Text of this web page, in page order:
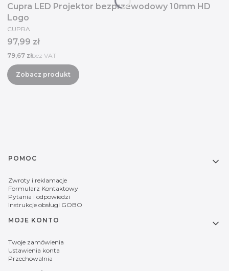
Cupra LED Projektor bezprzewodowy 10mm HD
Logo
PRODUCENT
CUPRA
Cena
97,99 zł
Cena
79,67 złbez VAT
Zobacz produkt
Linki w stopce
POMOC
Zwroty i reklamacje
Formularz Kontaktowy
Pytania i odpowiedzi
Instrukcje obsługi GOBO
MOJE KONTO
Twoje zamówienia
Ustawienia konta
Przechowalnia